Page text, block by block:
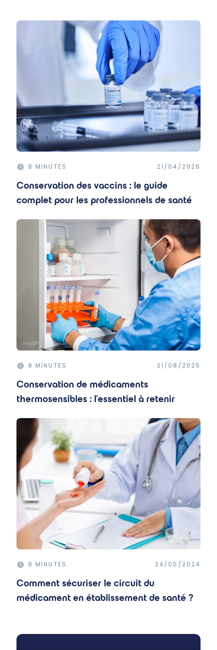
8 MINUTES 21/04/2026
Conservation des vaccins : le guide
complet pour les professionnels de santé
8 MINUTES 21/08/2025
Conservation de médicaments
thermosensibles : l'essentiel à retenir
8 MINUTES 24/05/2024
Comment sécuriser le circuit du
médicament en établissement de santé ?